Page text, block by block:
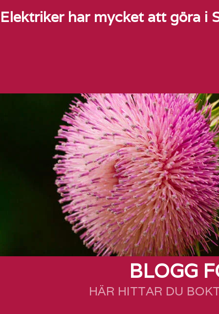
Elektriker har mycket att göra i
BLOGG
HÄR HITTAR DU